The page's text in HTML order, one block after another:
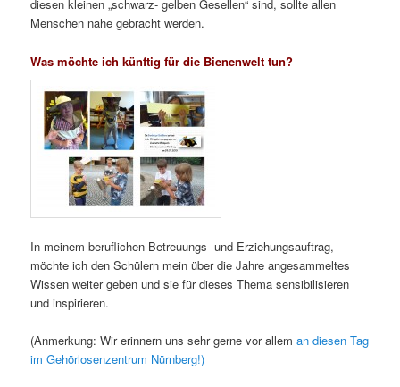
diesen kleinen „schwarz- gelben Gesellen“ sind, sollte allen
Menschen nahe gebracht werden.
Was möchte ich künftig für die Bienenwelt tun?
In meinem beruflichen Betreuungs- und Erziehungsauftrag,
möchte ich den Schülern mein über die Jahre angesammeltes
Wissen weiter geben und sie für dieses Thema sensibilisieren
und inspirieren.
(Anmerkung: Wir erinnern uns sehr gerne vor alleman diesen Tag
im Gehörlosenzentrum Nürnberg!)